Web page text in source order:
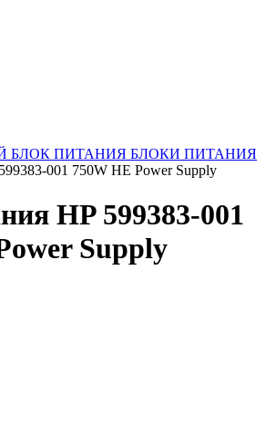
БЛОК ПИТАНИЯ БЛОКИ ПИТАНИЯ
001 750W HE Power Supply
HP 599383-001
Supply